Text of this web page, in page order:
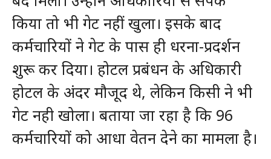
किया तो भी गेट नहीं खुला। इसके बाद
कर्मचारियों ने गेट के पास ही धरना-प्रदर्शन
शुरू कर दिया। होटल प्रबंधन के अधिकारी
होटल के अंदर मौजूद थे, लेकिन किसी ने भी
गेट नही खोला। बताया जा रहा है कि 96
कर्मचारियों को आधा वेतन देने का मामला है।